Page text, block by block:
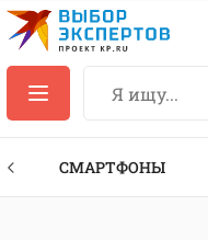
СМАРТФОНЫ